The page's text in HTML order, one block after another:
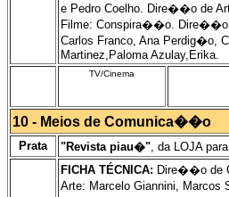
e Pedro Coelho. Dire��o de
Filme: Conspira��o. Dire��o
Carlos Franco, Ana Perdig�o,
Martinez,Paloma Azulay,Erika.
TV/Cinema
10 - Meios de Comunica��o
Prata "Revista piau�", da LOJA
FICHA TÉCNICA: Dire��o de
Arte: Marcelo Giannini,